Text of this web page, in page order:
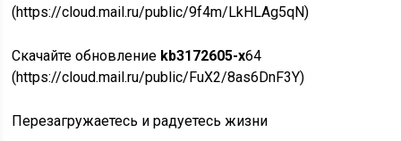
(https://cloud.mail.ru/public/9f4m/LkHLAg5qN)
Скачайте обновление kb3172605-x64
(https://cloud.mail.ru/public/FuX2/8as6DnF3Y)
Перезагружаетесь и радуетесь жизни